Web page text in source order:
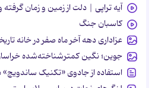
آیه تراپی | دلت از زمین و زمان گرفته
کاسبان جنگ
عزاداری دهه آخر ماه صفر در خانه
جوین؛ نگین کمترشناخته‌شده
استفاده از جادوی «تکنیک